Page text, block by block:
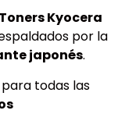
Toners Kyocera
por la
japonés.
para todas las